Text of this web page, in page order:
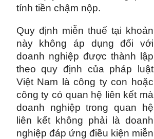
tính tiền chậm nộp.
Quy định miễn thuế tại khoản
này không áp dụng đối với
doanh nghiệp được thành lập
theo quy định của pháp luật
Việt Nam là công ty con hoặc
công ty có quan hệ liên kết mà
doanh nghiệp trong quan hệ
liên kết không phải là doanh
nghiệp đáp ứng điều kiện miễn